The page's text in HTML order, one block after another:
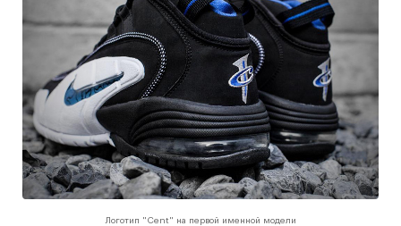
Логотип "Cent" на первой именной модели